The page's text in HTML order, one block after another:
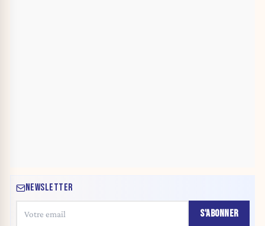
NEWSLETTER
S'ABONNER